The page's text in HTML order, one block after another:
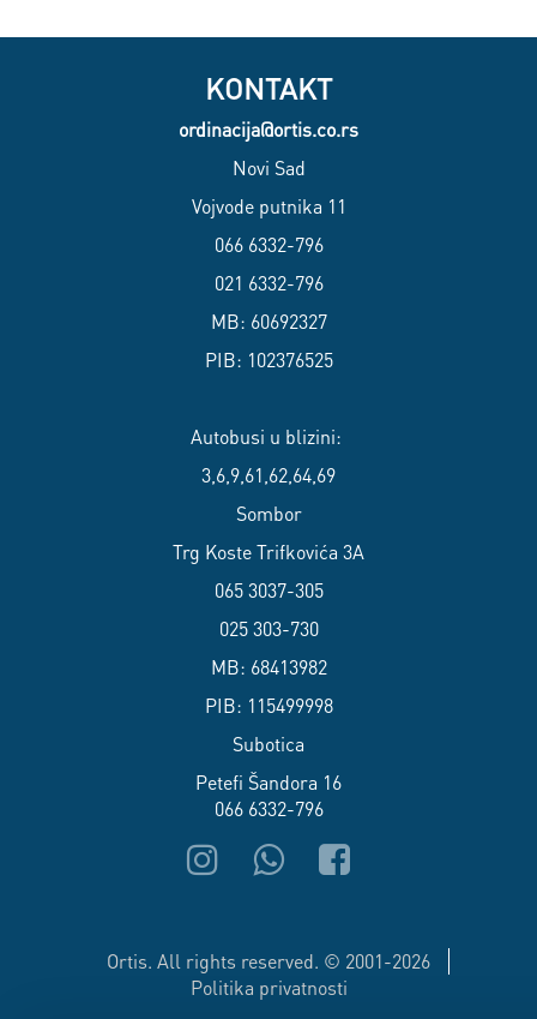
KONTAKT
ordinacija@ortis.co.rs
Novi Sad
Vojvode putnika 11
066 6332-796
021 6332-796
MB: 60692327
PIB: 102376525
Autobusi u blizini:
3,6,9,61,62,64,69
Sombor
Trg Koste Trifkovića 3A
065 3037-305
025 303-730
MB: 68413982
PIB: 115499998
Subotica
Petefi Šandora 16
066 6332-796
Ortis. All rights reserved. © 2001-2026
Politika privatnosti